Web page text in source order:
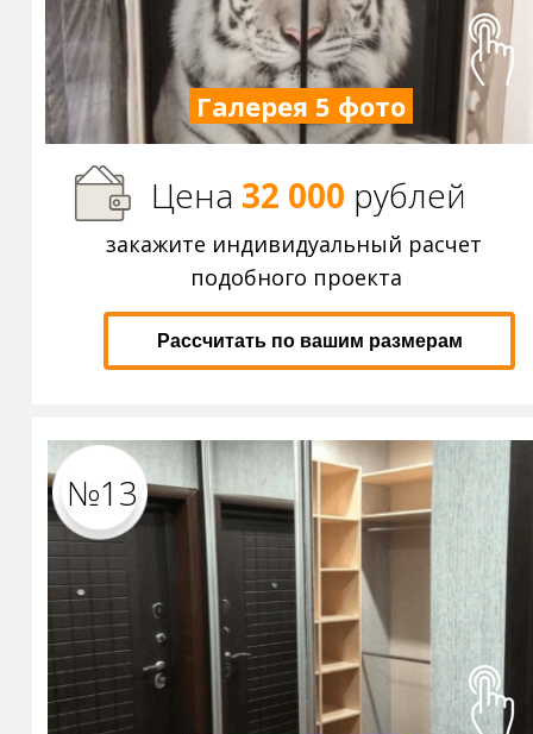
Рассчитать по вашим размерам
Галерея 5 фото
№13
закажите индивидуальный расчет
подобного проекта
Цена 32 000 рублей